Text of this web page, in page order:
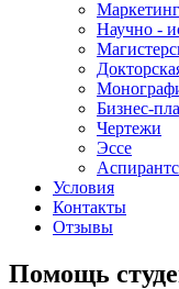
Научно -
Бизнес-
Чертежи
Эссе
Условия
Контакты
Отзывы
Помощь